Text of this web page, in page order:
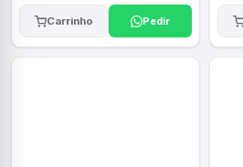
Carrinho Pedir